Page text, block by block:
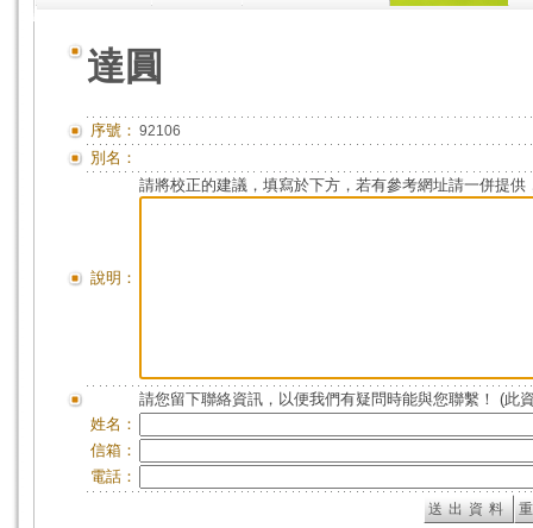
達圓
序號： 92106
別名：
說明：
請將校正的建議，填寫於下方，若有參考網址請一併提供
請您留下聯絡資訊，以便我們有疑問時能與您聯繫！ (此
姓名：
信箱：
電話：